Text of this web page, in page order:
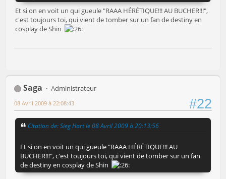
Et si on en voit un qui gueule "RAAA HÉRÉTIQUE!!! AU BUCHER!!!",
c'est toujours toi, qui vient de tomber sur un fan de destiny en
cosplay de Shin
Saga Administrateur
#22
08 Avril 2009 à 22:08:43
Citation de: Sieg Hart le 08 Avril 2009 à 20:13:56
Et si on en voit un qui gueule "RAAA HÉRÉTIQUE!!! AU
BUCHER!!!", c'est toujours toi, qui vient de tomber sur un fan
de destiny en cosplay de Shin